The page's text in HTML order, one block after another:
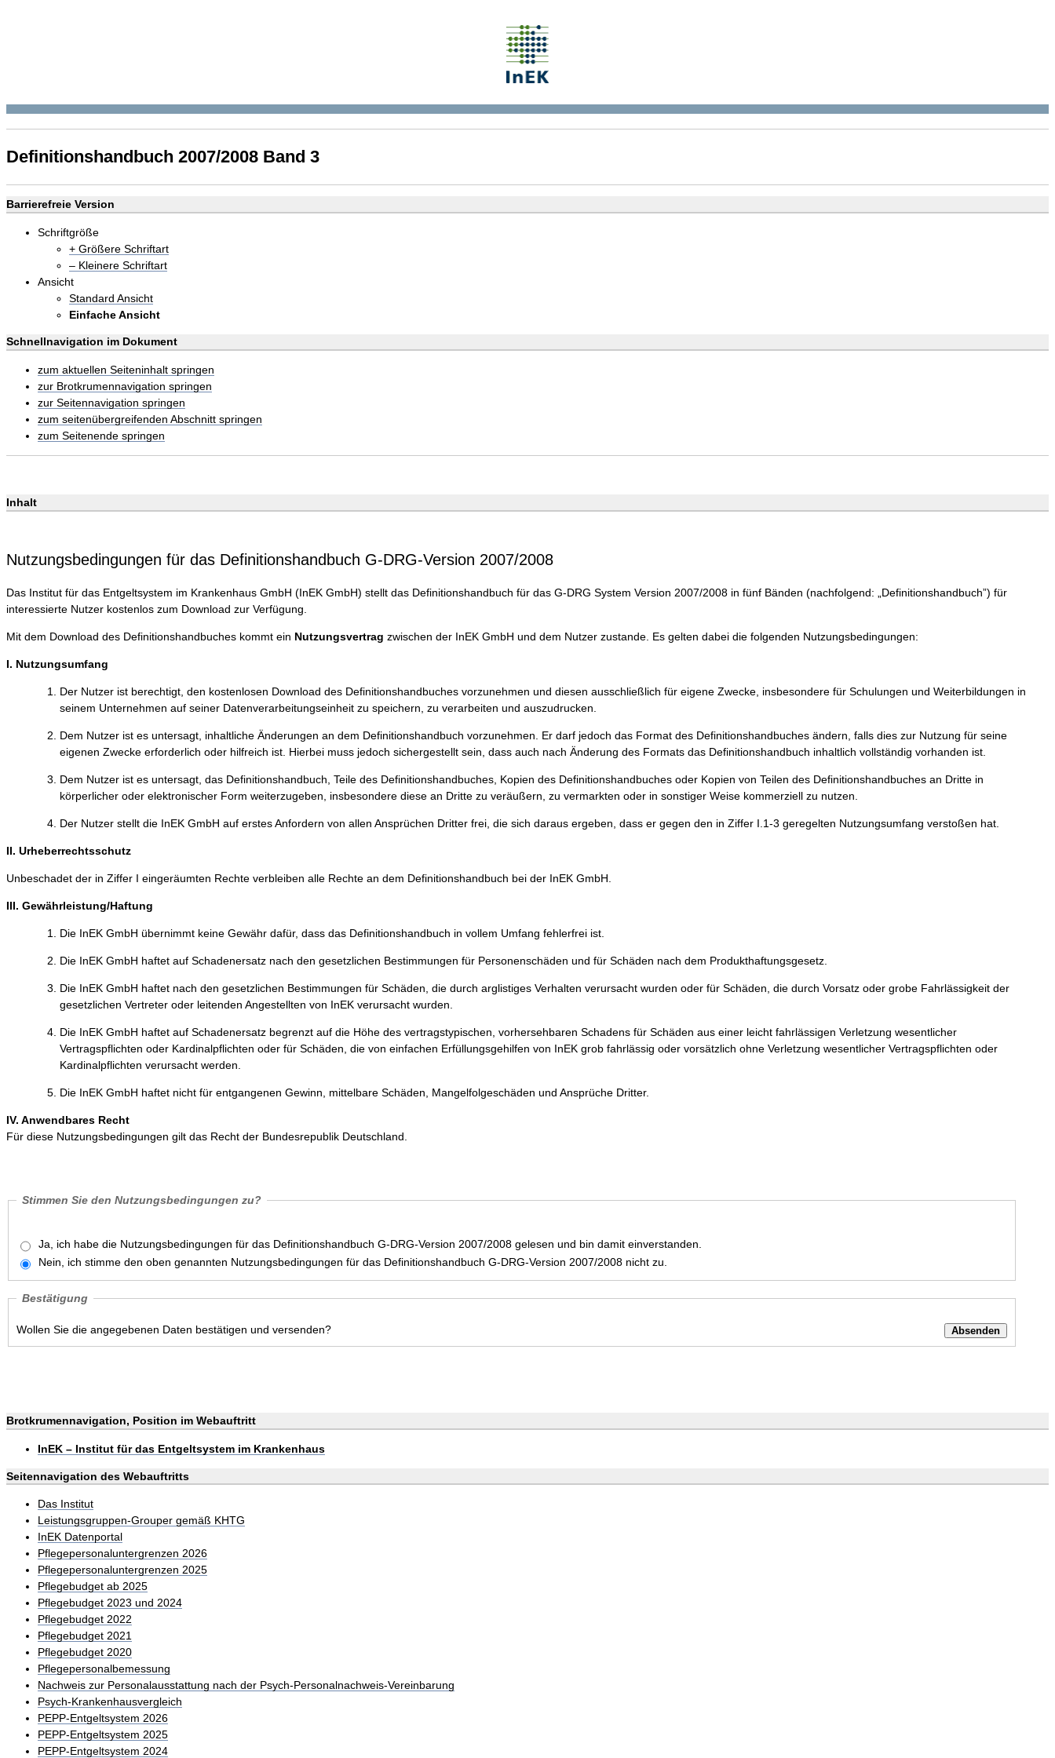
Definitionshandbuch 2007/2008 Band 3
Barrierefreie Version
Schriftgröße
+ Größere Schriftart
– Kleinere Schriftart
Ansicht
Standard Ansicht
Einfache Ansicht
Schnellnavigation im Dokument
zum aktuellen Seiteninhalt springen
zur Brotkrumennavigation springen
zur Seitennavigation springen
zum seitenübergreifenden Abschnitt springen
zum Seitenende springen
Inhalt
Nutzungsbedingungen für das Definitionshandbuch G-DRG-Version 2007/2008
Das Institut für das Entgeltsystem im Krankenhaus GmbH (InEK GmbH) stellt das Definitionshandbuch für das G-DRG System Version 2007/2008 in fünf Bänden (nachfolgend: „Definitionshandbuch”) für
interessierte Nutzer kostenlos zum Download zur Verfügung.
Mit dem Download des Definitionshandbuches kommt ein Nutzungsvertrag zwischen der InEK GmbH und dem Nutzer zustande. Es gelten dabei die folgenden Nutzungsbedingungen:
I. Nutzungsumfang
Der Nutzer ist berechtigt, den kostenlosen Download des Definitionshandbuches vorzunehmen und diesen ausschließlich für eigene Zwecke, insbesondere für Schulungen und Weiterbildungen in
seinem Unternehmen auf seiner Datenverarbeitungseinheit zu speichern, zu verarbeiten und auszudrucken.
Dem Nutzer ist es untersagt, inhaltliche Änderungen an dem Definitionshandbuch vorzunehmen. Er darf jedoch das Format des Definitionshandbuches ändern, falls dies zur Nutzung für seine
eigenen Zwecke erforderlich oder hilfreich ist. Hierbei muss jedoch sichergestellt sein, dass auch nach Änderung des Formats das Definitionshandbuch inhaltlich vollständig vorhanden ist.
Dem Nutzer ist es untersagt, das Definitionshandbuch, Teile des Definitionshandbuches, Kopien des Definitionshandbuches oder Kopien von Teilen des Definitionshandbuches an Dritte in
körperlicher oder elektronischer Form weiterzugeben, insbesondere diese an Dritte zu veräußern, zu vermarkten oder in sonstiger Weise kommerziell zu nutzen.
Der Nutzer stellt die InEK GmbH auf erstes Anfordern von allen Ansprüchen Dritter frei, die sich daraus ergeben, dass er gegen den in Ziffer I.1-3 geregelten Nutzungsumfang verstoßen hat.
II. Urheberrechtsschutz
Unbeschadet der in Ziffer I eingeräumten Rechte verbleiben alle Rechte an dem Definitionshandbuch bei der InEK GmbH.
III. Gewährleistung/Haftung
Die InEK GmbH übernimmt keine Gewähr dafür, dass das Definitionshandbuch in vollem Umfang fehlerfrei ist.
Die InEK GmbH haftet auf Schadenersatz nach den gesetzlichen Bestimmungen für Personenschäden und für Schäden nach dem Produkthaftungsgesetz.
Die InEK GmbH haftet nach den gesetzlichen Bestimmungen für Schäden, die durch arglistiges Verhalten verursacht wurden oder für Schäden, die durch Vorsatz oder grobe Fahrlässigkeit der
gesetzlichen Vertreter oder leitenden Angestellten von InEK verursacht wurden.
Die InEK GmbH haftet auf Schadenersatz begrenzt auf die Höhe des vertragstypischen, vorhersehbaren Schadens für Schäden aus einer leicht fahrlässigen Verletzung wesentlicher
Vertragspflichten oder Kardinalpflichten oder für Schäden, die von einfachen Erfüllungsgehilfen von InEK grob fahrlässig oder vorsätzlich ohne Verletzung wesentlicher Vertragspflichten oder
Kardinalpflichten verursacht werden.
Die InEK GmbH haftet nicht für entgangenen Gewinn, mittelbare Schäden, Mangelfolgeschäden und Ansprüche Dritter.
IV. Anwendbares Recht
Für diese Nutzungsbedingungen gilt das Recht der Bundesrepublik Deutschland.
Stimmen Sie den Nutzungsbedingungen zu?
Ja, ich habe die Nutzungsbedingungen für das Definitionshandbuch G-DRG-Version 2007/2008 gelesen und bin damit einverstanden.
Nein, ich stimme den oben genannten Nutzungsbedingungen für das Definitionshandbuch G-DRG-Version 2007/2008 nicht zu.
Bestätigung
Wollen Sie die angegebenen Daten bestätigen und versenden?
Brotkrumennavigation, Position im Webauftritt
InEK – Institut für das Entgeltsystem im Krankenhaus
Seitennavigation des Webauftritts
Das Institut
Leistungsgruppen-Grouper gemäß KHTG
InEK Datenportal
Pflegepersonaluntergrenzen 2026
Pflegepersonaluntergrenzen 2025
Pflegebudget ab 2025
Pflegebudget 2023 und 2024
Pflegebudget 2022
Pflegebudget 2021
Pflegebudget 2020
Pflegepersonalbemessung
Nachweis zur Personalausstattung nach der Psych-Personalnachweis-Vereinbarung
Psych-Krankenhausvergleich
PEPP-Entgeltsystem 2026
PEPP-Entgeltsystem 2025
PEPP-Entgeltsystem 2024